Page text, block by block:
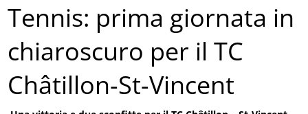
Tennis: prima giornata in
chiaroscuro per il TC
Châtillon-St-Vincent